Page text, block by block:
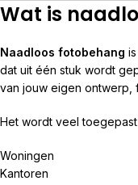
Wat is
Naadloos fotobehang
dat uit één stuk wordt
van jouw eigen ontwerp,
Het wordt veel toegepast
Woningen
Kantoren